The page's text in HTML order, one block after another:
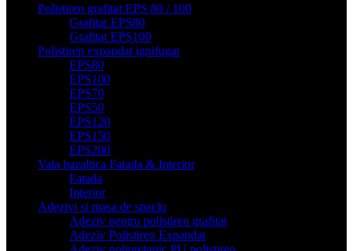
Polistiren grafitat EPS 80 / 100
Grafitat EPS80
Grafitat EPS100
Polistiren expandat ignifugat
EPS80
EPS100
EPS70
EPS50
EPS120
EPS150
EPS200
Vata bazaltica Fatada & Interior
Fatada
Interior
Adezivi si masa de spaclu
Adeziv pentru polistiren grafitat
Adeziv Polistiren Expandat